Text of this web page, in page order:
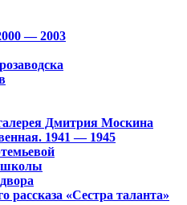
— 2003
Дмитрия Москина
1941 — 1945
школы
рассказа «Сестра таланта»